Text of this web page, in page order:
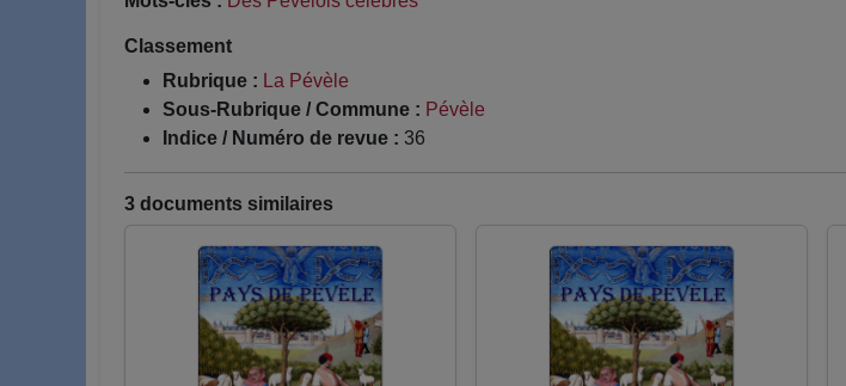
Classement
Rubrique : La Pévèle
Sous-Rubrique / Commune : Pévèle
Indice / Numéro de revue : 36
3 documents similaires